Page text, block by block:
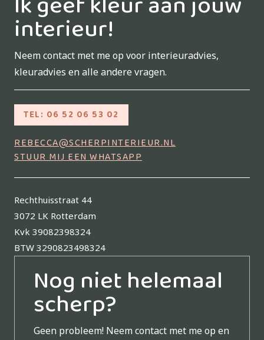
Nog niet helemaal
scherp?
Geen probleem! Neem contact met me op en
Ik geef kleur aan jouw
interieur!
Neem contact met me op voor interieuradvies,
kleuradvies en alle andere vragen.
TEL: 06 52 06 53 02
REBECCA@SCHERPINTERIEUR.NL
STUUR MIJ EEN WHATSAPP
Rechthuisstraat 44
3072 LK Rotterdam
Kvk 39082398324
BTW 3290823498324